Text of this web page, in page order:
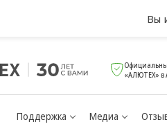
«АЛЮТЕХ» в
Поддержка Медиа
Вы